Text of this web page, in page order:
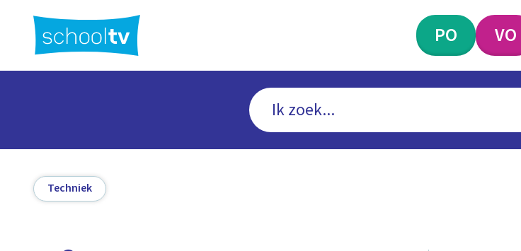
hoofdinhoud
PO VO
Techniek